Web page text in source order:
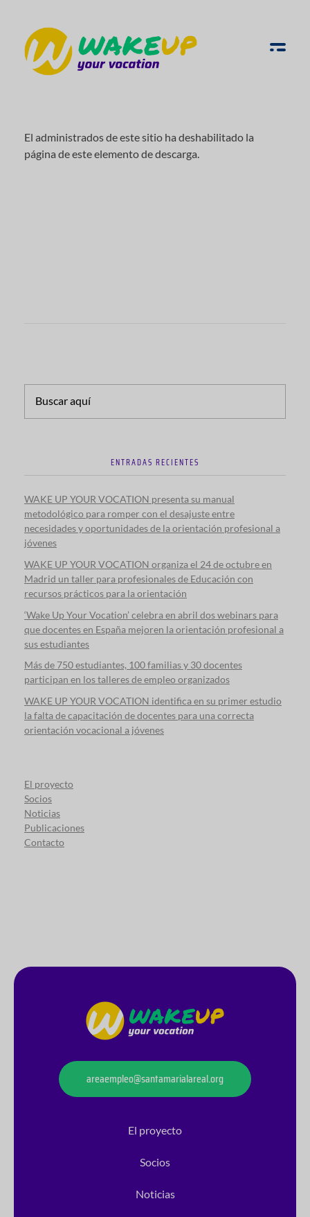
El administrados de este sitio ha deshabilitado la
página de este elemento de descarga.
ENTRADAS RECIENTES
WAKE UP YOUR VOCATION presenta su manual
metodológico para romper con el desajuste entre
necesidades y oportunidades de la orientación profesional a
jóvenes
WAKE UP YOUR VOCATION organiza el 24 de octubre en
Madrid un taller para profesionales de Educación con
recursos prácticos para la orientación
‘Wake Up Your Vocation’ celebra en abril dos webinars para
que docentes en España mejoren la orientación profesional a
sus estudiantes
Más de 750 estudiantes, 100 familias y 30 docentes
participan en los talleres de empleo organizados
WAKE UP YOUR VOCATION identifica en su primer estudio
la falta de capacitación de docentes para una correcta
orientación vocacional a jóvenes
El proyecto
Socios
Noticias
Publicaciones
Contacto
areaempleo@santamarialareal.org
El proyecto
Socios
Noticias